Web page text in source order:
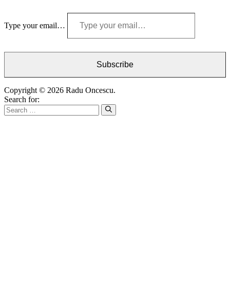
Type your email…
Subscribe
Copyright © 2026 Radu Oncescu.
Search for: